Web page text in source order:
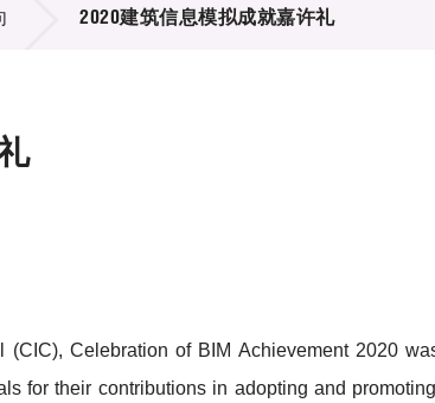
资料库
刊物
2020建筑信息模拟成就嘉许礼
(CIC), Celebration of BIM Achievement 2020
for their contributions in adopting and